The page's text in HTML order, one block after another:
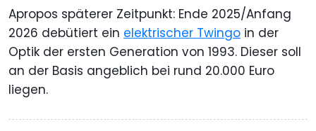
Apropos späterer Zeitpunkt: Ende 2025/Anfang
2026 debütiert ein elektrischer Twingo in der
Optik der ersten Generation von 1993. Dieser soll
an der Basis angeblich bei rund 20.000 Euro
liegen.